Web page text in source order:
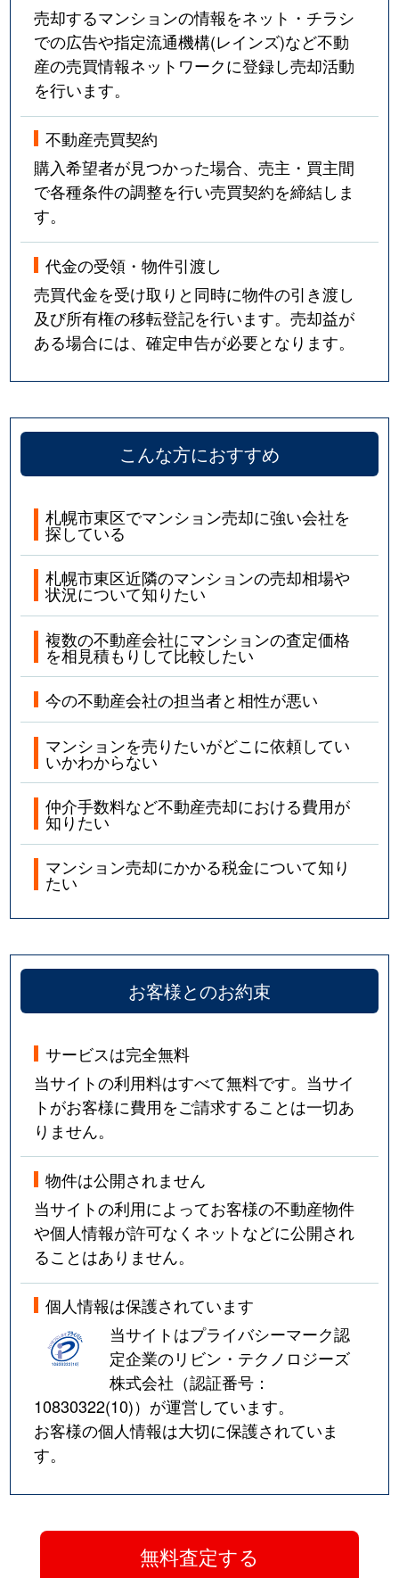
売却するマンションの情報をネット・チラシ
での広告や指定流通機構(レインズ)など不動
産の売買情報ネットワークに登録し売却活動
を行います。
不動産売買契約
購入希望者が見つかった場合、売主・買主間
で各種条件の調整を行い売買契約を締結しま
す。
代金の受領・物件引渡し
売買代金を受け取りと同時に物件の引き渡し
及び所有権の移転登記を行います。売却益が
ある場合には、確定申告が必要となります。
こんな方におすすめ
札幌市東区でマンション売却に強い会社を
探している
札幌市東区近隣のマンションの売却相場や
状況について知りたい
複数の不動産会社にマンションの査定価格
を相見積もりして比較したい
今の不動産会社の担当者と相性が悪い
マンションを売りたいがどこに依頼してい
いかわからない
仲介手数料など不動産売却における費用が
知りたい
マンション売却にかかる税金について知り
たい
お客様とのお約束
サービスは完全無料
当サイトの利用料はすべて無料です。当サイ
トがお客様に費用をご請求することは一切あ
りません。
物件は公開されません
当サイトの利用によってお客様の不動産物件
や個人情報が許可なくネットなどに公開され
ることはありません。
個人情報は保護されています
当サイトはプライバシーマーク認
定企業のリビン・テクノロジーズ
株式会社（認証番号：
10830322(10)）が運営しています。
お客様の個人情報は大切に保護されていま
す。